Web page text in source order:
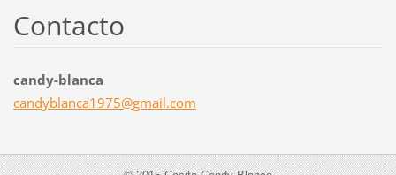
Contacto
candy-blanca
candyblanca1975@gmail.com